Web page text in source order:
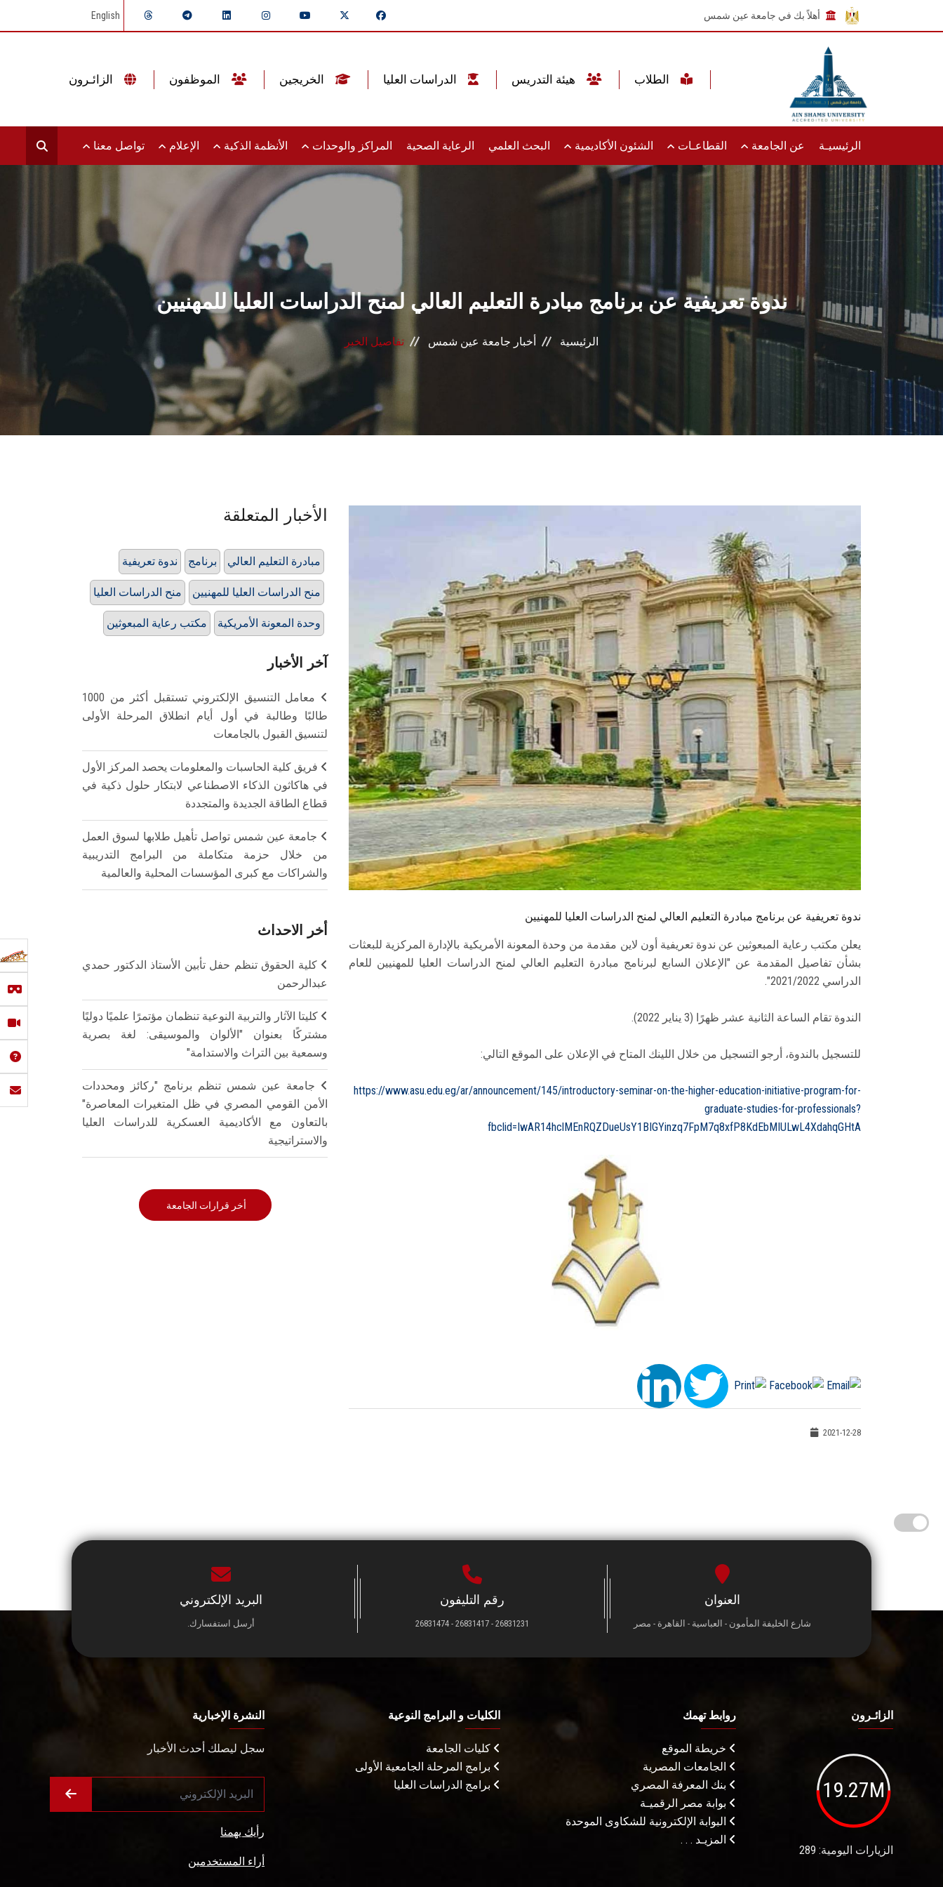
أهلاً بك في جامعة عين شمس English
الرئيسيـة عن الجامعة القطاعـات الشئون الأكاديمية البحث العلمي الرعاية الصحية المراكز والوحدات الأنظمة الذكية الإعلام تواصل معنا
ندوة تعريفية عن برنامج مبادرة التعليم العالي لمنح الدراسات العليا للمهنيين
الرئيسية أخبار جامعة عين شمس تفاصيل الخبر
ندوة تعريفية عن برنامج مبادرة التعليم العالي لمنح الدراسات العليا للمهنيين
يعلن مكتب رعاية المبعوثين عن ندوة تعريفية أون لاين مقدمة من وحدة المعونة الأمريكية بالإدارة المركزية للبعثات
بشأن تفاصيل المقدمة عن "الإعلان السابع لبرنامج مبادرة التعليم العالي لمنح الدراسات العليا للمهنيين للعام
الدراسي 2021/2022".
الندوة تقام الساعة الثانية عشر ظهرًا (3 يناير 2022).
للتسجيل بالندوة، أرجو التسجيل من خلال اللينك المتاح في الإعلان على الموقع التالي:
https://www.asu.edu.eg/ar/announcement/145/introductory-seminar-on-the-higher-education-initiative-program-for-
graduate-studies-for-professionals?
fbclid=IwAR14hclMEnRQZDueUsY1BIGYinzq7FpM7q8xfP8KdEbMIULwL4XdahqGHtA
2021-12-28
الأخبار المتعلقة
ندوة تعريفية برنامج مبادرة التعليم العالي
منح الدراسات العليا منح الدراسات العليا للمهنيين
مكتب رعاية المبعوثين وحدة المعونة الأمريكية
آخر الأخبار
معامل التنسيق الإلكتروني تستقبل أكثر من 1000
طالبًا وطالبة في أول أيام انطلاق المرحلة الأولى
لتنسيق القبول بالجامعات
فريق كلية الحاسبات والمعلومات يحصد المركز الأول
في هاكاثون الذكاء الاصطناعي لابتكار حلول ذكية في
قطاع الطاقة الجديدة والمتجددة
جامعة عين شمس تواصل تأهيل طلابها لسوق العمل
من خلال حزمة متكاملة من البرامج التدريبية
والشراكات مع كبرى المؤسسات المحلية والعالمية
أخر الاحداث
كلية الحقوق تنظم حفل تأبين الأستاذ الدكتور حمدي
عبدالرحمن
كليتا الآثار والتربية النوعية تنظمان مؤتمرًا علميًا دوليًا
مشتركًا بعنوان "الألوان والموسيقى: لغة بصرية
وسمعية بين التراث والاستدامة"
جامعة عين شمس تنظم برنامج "ركائز ومحددات
الأمن القومي المصري في ظل المتغيرات المعاصرة"
بالتعاون مع الأكاديمية العسكرية للدراسات العليا
والاستراتيجية
أخر قرارات الجامعة
العنوان
شارع الخليفة المأمون - العباسية - القاهرة - مصر
رقم التليفون
26831231 - 26831417 - 26831474
البريد الإلكتروني
أرسل استفسارك.
الزائـرون
19.27M
الزيارات اليومية: 289
روابط تهمك
خريطة الموقع
الجامعات المصرية
بنك المعرفة المصري
بوابة مصر الرقميـة
البوابة الإلكترونية للشكاوى الموحدة
المزيـد . . .
الكليات و البرامج النوعية
كليات الجامعة
برامج المرحلة الجامعية الأولى
برامج الدراسات العليا
النشرة الإخبارية
سجل ليصلك أحدث الأخبار
رأيك يهمنا
أراء المستخدمين